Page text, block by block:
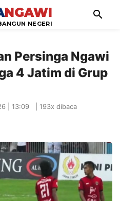
NGAWI
NEGERI
search
Persinga Ngawi
4 Jatim di Grup
| 13:09 193x dibaca